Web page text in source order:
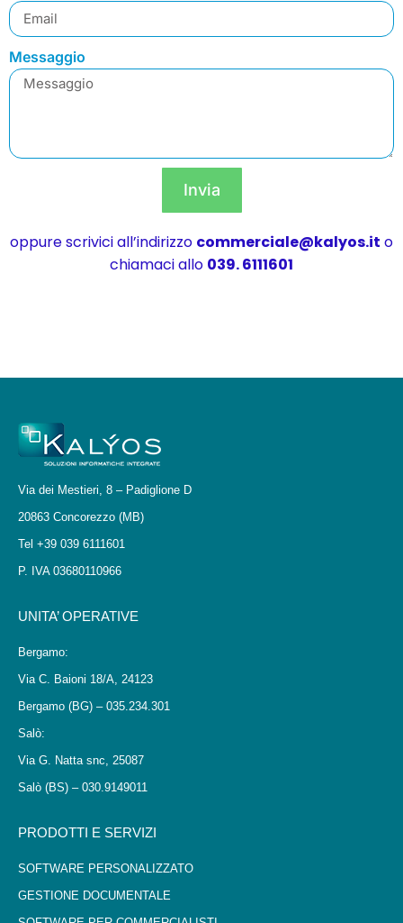
Messaggio
Invia
oppure scrivici all’indirizzo commerciale@kalyos.it o
chiamaci allo 039. 6111601
Via dei Mestieri, 8 – Padiglione D
20863 Concorezzo (MB)
Tel +39 039 6111601
P. IVA 03680110966
UNITA’ OPERATIVE
Bergamo:
Via C. Baioni 18/A, 24123
Bergamo (BG) – 035.234.301
Salò:
Via G. Natta snc, 25087
Salò (BS) – 030.9149011
PRODOTTI E SERVIZI
SOFTWARE PERSONALIZZATO
GESTIONE DOCUMENTALE